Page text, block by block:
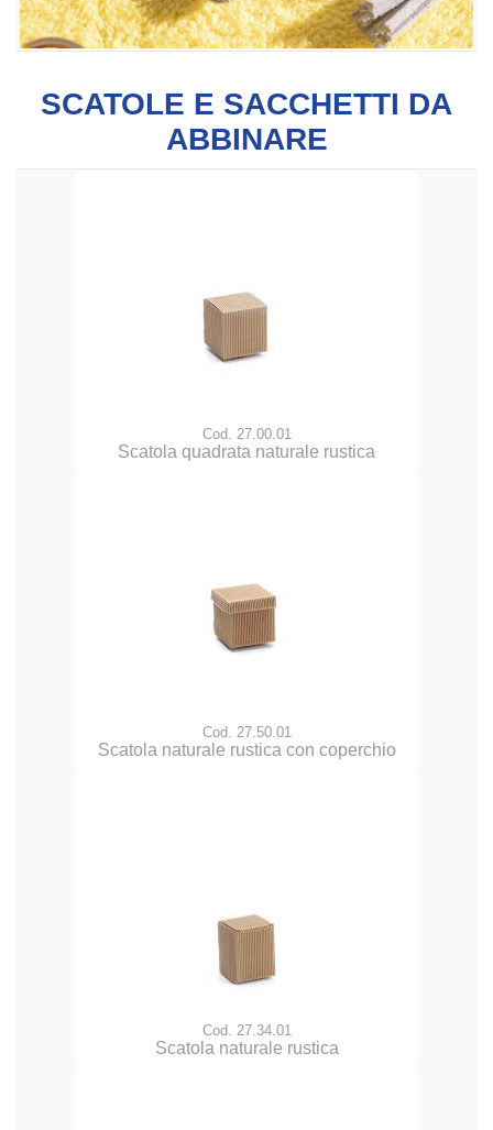
SCATOLE E SACCHETTI DA
ABBINARE
Cod. 27.00.01
Scatola quadrata naturale rustica
Cod. 27.50.01
Scatola naturale rustica con coperchio
Cod. 27.34.01
Scatola naturale rustica